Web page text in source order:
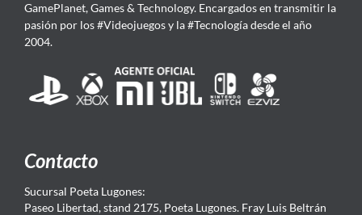
GamePlanet, Games & Technology. Encargados en transmitir la
pasión por los #Videojuegos y la #Tecnología desde el año
2004.
Contacto
Sucursal Poeta Lugones:
Paseo Libertad, stand 2175, Poeta Lugones. Fray Luis Beltrán